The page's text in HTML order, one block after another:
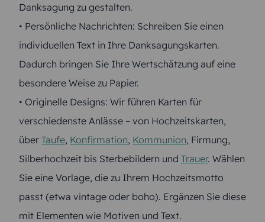
Danksagung zu gestalten.
• Persönliche Nachrichten: Schreiben Sie einen
individuellen Text in Ihre Danksagungskarten.
Dadurch bringen Sie Ihre Wertschätzung auf eine
besondere Weise zu Papier.
• Originelle Designs: Wir führen Karten für
verschiedenste Anlässe – von Hochzeitskarten,
über Taufe, Konfirmation, Kommunion, Firmung,
Silberhochzeit bis Sterbebildern und Trauer. Wählen
Sie eine Vorlage, die zu Ihrem Hochzeitsmotto
passt (etwa vintage oder boho). Ergänzen Sie diese
mit Elementen wie Motiven und Text.